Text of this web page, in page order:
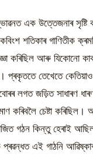
এক উত্তেজনাৰ
শতিকাৰ গাণিতীক
কৰিছিল আৰু যিকোনো
তেখেতে
লগত জড়িত সাধাৰণ
কৰিবলৈ চেষ্টা
গঠন কিন্তু হেৰাই
প্ৰৱন্ধত এই গাঠনি